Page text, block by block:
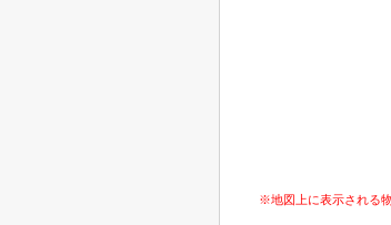
※地図上に表示される